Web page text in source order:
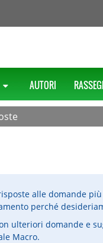
AUTORI
alle domande
perché
ulteriori domande e
Macro.